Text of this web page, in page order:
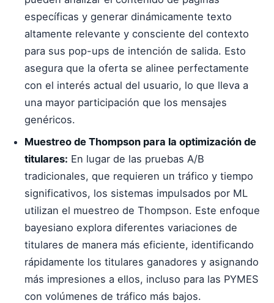
específicas y generar dinámicamente texto
altamente relevante y consciente del contexto
para sus pop-ups de intención de salida. Esto
asegura que la oferta se alinee perfectamente
con el interés actual del usuario, lo que lleva a
una mayor participación que los mensajes
genéricos.
Muestreo de Thompson para la optimización de
titulares: En lugar de las pruebas A/B
tradicionales, que requieren un tráfico y tiempo
significativos, los sistemas impulsados por ML
utilizan el muestreo de Thompson. Este enfoque
bayesiano explora diferentes variaciones de
titulares de manera más eficiente, identificando
rápidamente los titulares ganadores y asignando
más impresiones a ellos, incluso para las PYMES
con volúmenes de tráfico más bajos.